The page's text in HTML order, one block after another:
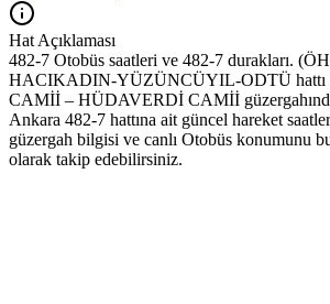
Hat Açıklaması
482-7 Otobüs saatleri ve 482-7 durakları.
HACIKADIN-YÜZÜNCÜYIL-ODTÜ
CAMİİ – HÜDAVERDİ CAMİİ
Ankara 482-7 hattına ait güncel hareket
güzergah bilgisi ve canlı Otobüs konumunu
olarak takip edebilirsiniz.